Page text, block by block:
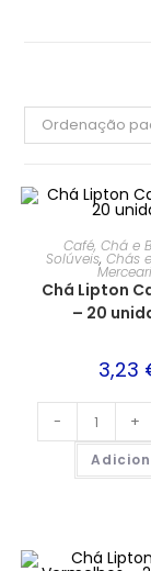
Ordenação
Café, Chá e
Solúveis, Chás
Chá Lipton
– 20
3,23
- +